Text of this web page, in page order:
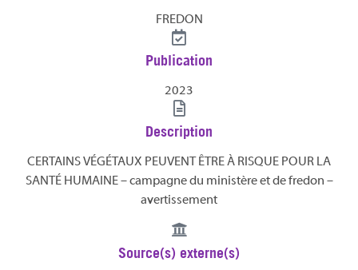
FREDON
Publication
2023
Description
CERTAINS VÉGÉTAUX PEUVENT ÊTRE À RISQUE POUR LA
SANTÉ HUMAINE – campagne du ministère et de fredon –
avertissement
Source(s) externe(s)